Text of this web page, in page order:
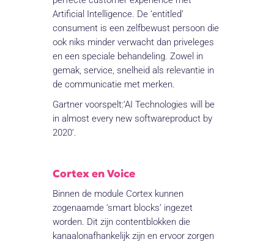
Artificial Intelligence. De ‘entitled’
consument is een zelfbewust persoon die
ook niks minder verwacht dan priveleges
en een speciale behandeling. Zowel in
gemak, service, snelheid als relevantie in
de communicatie met merken.
Gartner voorspelt:‘AI Technologies will be
in almost every new softwareproduct by
2020’.
Cortex en Voice
Binnen de module Cortex kunnen
zogenaamde ‘smart blocks’ ingezet
worden. Dit zijn contentblokken die
kanaalonafhankelijk zijn en ervoor zorgen